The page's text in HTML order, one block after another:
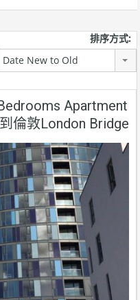
排序方式:
Date New to Old
Apartment
倫敦London Bridge